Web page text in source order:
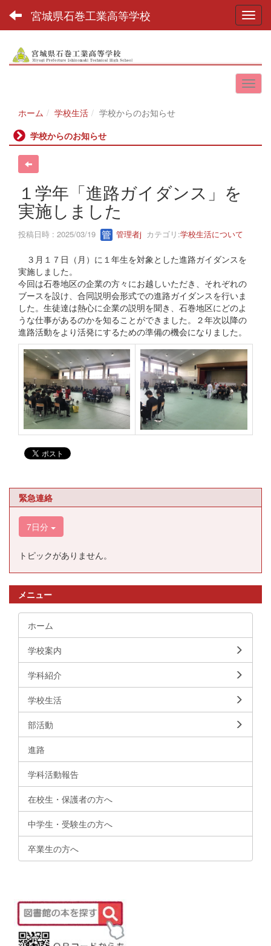
宮城県石巻工業高等学校
ホーム 学校生活
学校からのお知らせ
学校からのお知らせ
１学年「進路ガイダンス」を
実施しました
投稿日時 : 2025/03/19 管理者j カテゴリ:学校生活について
３月１７日（月）に１年生を対象とした進路ガイダンスを
実施しました。
今回は石巻地区の企業の方々にお越しいただき、それぞれの
ブースを設け、合同説明会形式での進路ガイダンスを行いま
した。生徒達は熱心に企業の説明を聞き、石巻地区にどのよ
うな仕事があるのかを知ることができました。２年次以降の
進路活動をより活発にするための準備の機会になりました。
緊急連絡
7日分
トピックがありません。
メニュー
ホーム
学校案内
学科紹介
学校生活
部活動
進路
学科活動報告
在校生・保護者の方へ
中学生・受験生の方へ
卒業生の方へ